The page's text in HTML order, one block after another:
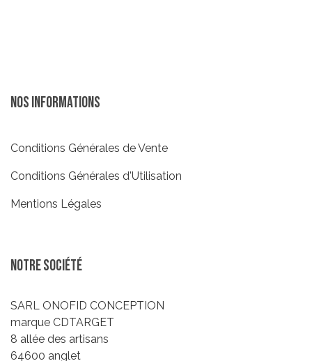
Nos informations
Conditions Générales de Vente
Conditions Générales d'Utilisation
Mentions Légales
Notre société
SARL ONOFID CONCEPTION
marque CDTARGET
8 allée des artisans
64600 anglet